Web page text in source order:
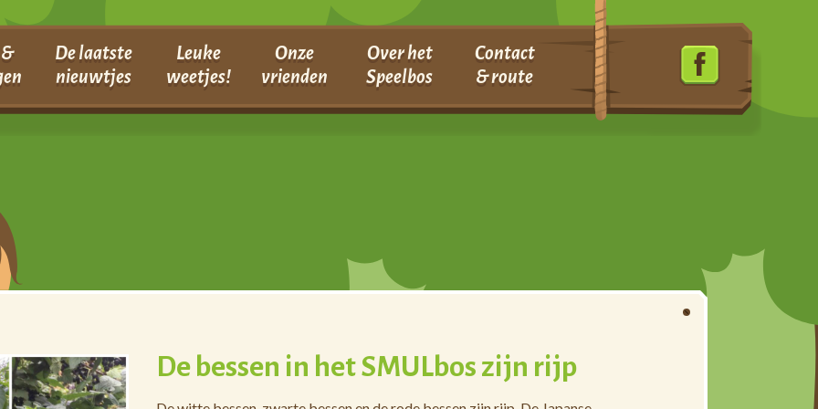
De laatste
nieuwtjes
Leuke
weetjes!
Onze
vrienden
Over het
Speelbos
Contact
& route
De bessen in het SMULbos zijn rijp